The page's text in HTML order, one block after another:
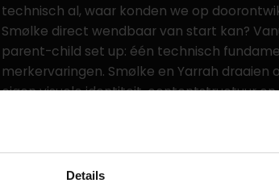
Details
technisch al, waar konden we op
Smølke direct wendbaar van start kan?
parent-child set up: één technisch
merkervaringen. Smølke en Yarrah
eigen visuele identiteit, contentstructuur
betekent dat maximale efficiëntie en